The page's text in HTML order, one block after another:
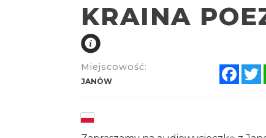
KRAINA
Miejscowość:
JANÓW